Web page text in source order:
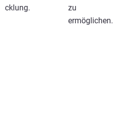
cklung.
zu
ermöglichen.